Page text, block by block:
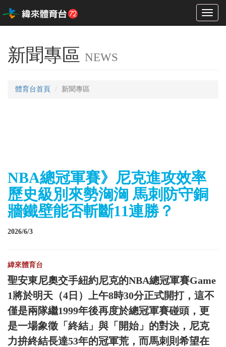
Toggle
新聞專區 NEWS
體育台首頁 新聞專區
NBA總冠軍賽》尼克進攻效率
歷史級別來勢洶洶 馬刺防守銅
牆鐵壁能否斬斷11連勝？
2026/6/3
緯來體育台
聖安東尼奧交手紐約尼克的NBA總冠軍賽Game
1將於明天（4日）上午8時30分正式開打，這不
僅是兩隊繼1999年後再度於總冠軍賽碰頭，更
是一場象徵「終結」與「開始」的對決，尼克
力拚終結長達53年的冠軍荒，而馬刺則希望在